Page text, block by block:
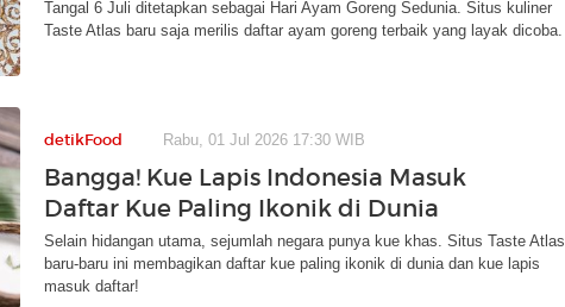
Tangal 6 Juli ditetapkan sebagai Hari Ayam Goreng Sedunia. Situs kuliner
Taste Atlas baru saja merilis daftar ayam goreng terbaik yang layak dicoba.
detikFood Rabu, 01 Jul 2026 17:30 WIB
Bangga! Kue Lapis Indonesia Masuk
Daftar Kue Paling Ikonik di Dunia
Selain hidangan utama, sejumlah negara punya kue khas. Situs Taste Atlas
baru-baru ini membagikan daftar kue paling ikonik di dunia dan kue lapis
masuk daftar!